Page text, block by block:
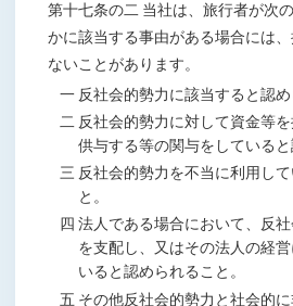
第十七条の二 当社は、旅行者が次
かに該当する事由がある場合には
ないことがあります。
一 反社会的勢力に該当すると認め
二 反社会的勢力に対して資金等
供与する等の関与をしていると
三 反社会的勢力を不当に利用し
と。
四 法人である場合において、反
を支配し、又はその法人の経
いると認められること。
五 その他反社会的勢力と社会的